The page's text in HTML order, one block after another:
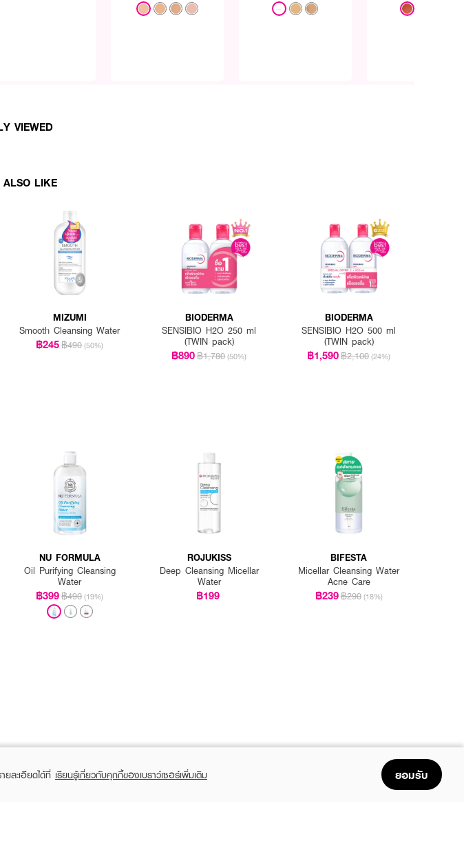
VIEWED
LIKE
MIZUMI
Smooth Cleansing Water
฿245฿490 (50%)
BIODERMA
SENSIBIO H2O 250 ml
(TWIN pack)
฿890฿1,780 (50%)
BIODERMA
SENSIBIO H2O 500 ml
(TWIN pack)
฿1,590฿2,100 (24%)
NU FORMULA
Oil Purifying Cleansing
Water
฿399฿490 (19%)
ROJUKISS
Deep Cleansing Micellar
Water
฿199
BIFESTA
Micellar Cleansing Water
Acne Care
฿239฿290 (18%)
ละเอียดได้ที่ เรียนรู้เกี่ยวกับคุกกี้ของเบราว์เซอร์เพิ่มเติม ยอมรับ